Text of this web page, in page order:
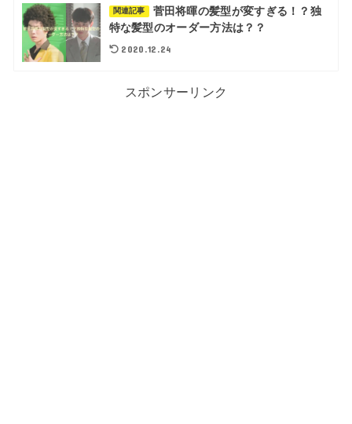
関連記事
菅田将暉の髪型が変すぎる！？独
特な髪型のオーダー方法は？？
2020.12.24
スポンサーリンク